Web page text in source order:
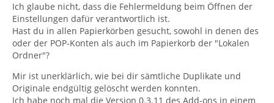
Ich glaube nicht, dass die Fehlermeldung beim Öffnen der
Einstellungen dafür verantwortlich ist.
Hast du in allen Papierkörben gesucht, sowohl in denen des
oder der POP-Konten als auch im Papierkorb der "Lokalen
Ordner"?
Mir ist unerklärlich, wie bei dir sämtliche Duplikate und
Originale endgültig gelöscht werden konnten.
Ich habe noch mal die Version 0.3.11 des Add-ons in einem